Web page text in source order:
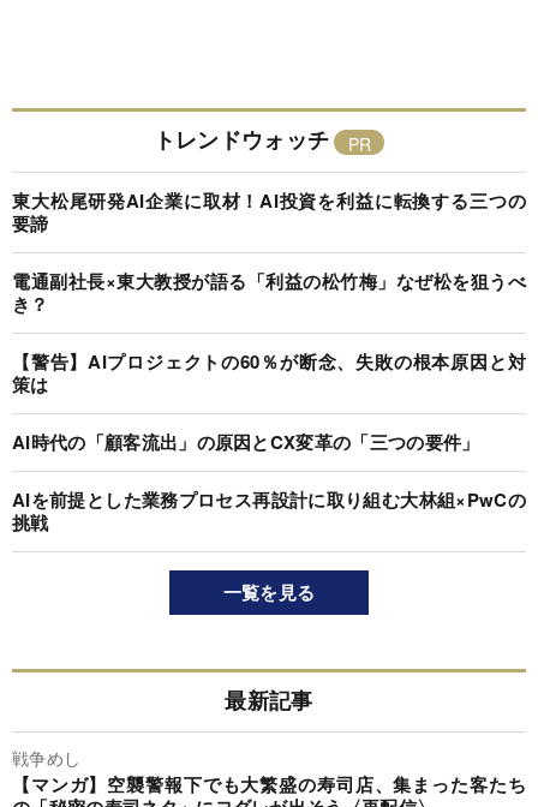
トレンドウォッチ
東大松尾研発AI企業に取材！AI投資を利益に転換する三つの
要諦
電通副社長×東大教授が語る「利益の松竹梅」なぜ松を狙うべ
き？
【警告】AIプロジェクトの60％が断念、失敗の根本原因と対
策は
AI時代の「顧客流出」の原因とCX変革の「三つの要件」
AIを前提とした業務プロセス再設計に取り組む大林組×PwCの
挑戦
一覧を見る
最新記事
戦争めし
【マンガ】空襲警報下でも大繁盛の寿司店、集まった客たち